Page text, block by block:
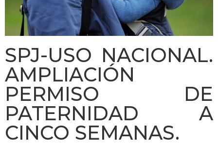
SPJ-USO NACIONAL.
AMPLIACIÓN
PERMISO DE
PATERNIDAD A
CINCO SEMANAS.